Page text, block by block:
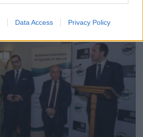
Data Access Privacy Policy